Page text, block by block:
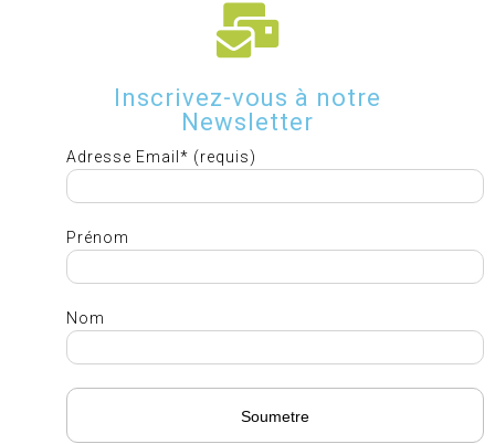
Inscrivez-vous à notre
Newsletter
Adresse Email* (requis)
Prénom
Nom